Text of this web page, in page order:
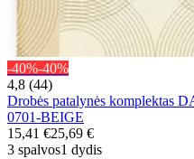
-40%-40%
4,8 (44)
Drobės patalynės komplektas
0701-BEIGE
15,41 €25,69 €
3 spalvos1 dydis